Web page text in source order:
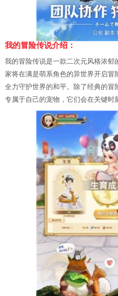
我的冒险传说介绍：
我的冒险传说是一款二次元风格浓
家将在满是萌系角色的异世界开启冒
全力守护世界的和平。除了经典的
专属于自己的宠物，它们会在关键时